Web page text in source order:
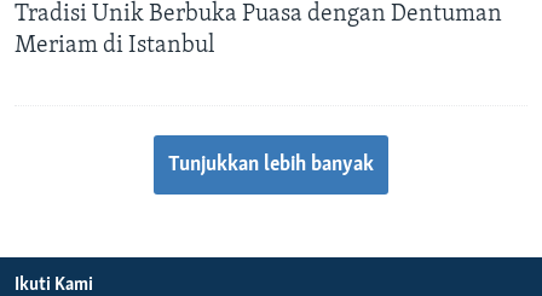
Tradisi Unik Berbuka Puasa dengan Dentuman
Meriam di Istanbul
Tunjukkan lebih banyak
Ikuti Kami